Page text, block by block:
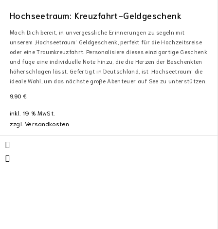
Hochseetraum: Kreuzfahrt-Geldgeschenk
Mach Dich bereit, in unvergessliche Erinnerungen zu segeln mit
unserem ‚Hochseetraum‘ Geldgeschenk, perfekt für die Hochzeitsreise
oder eine Traumkreuzfahrt. Personalisiere dieses einzigartige Geschenk
und füge eine individuelle Note hinzu, die die Herzen der Beschenkten
höherschlagen lässt. Gefertigt in Deutschland, ist ‚Hochseetraum‘ die
ideale Wahl, um das nächste große Abenteuer auf See zu unterstützen.
9,90 €
inkl. 19 % MwSt.
zzgl.Versandkosten